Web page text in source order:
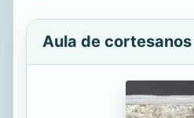
Aula de cortesanos